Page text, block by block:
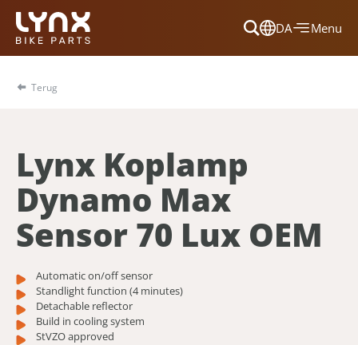
DA
Dansk
Nederlands
Menu
Terug
Lynx Koplamp
Dynamo Max
Sensor 70 Lux OEM
Automatic on/off sensor
Standlight function (4 minutes)
Detachable reflector
Build in cooling system
StVZO approved